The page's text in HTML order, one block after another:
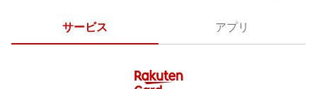
サービス アプリ